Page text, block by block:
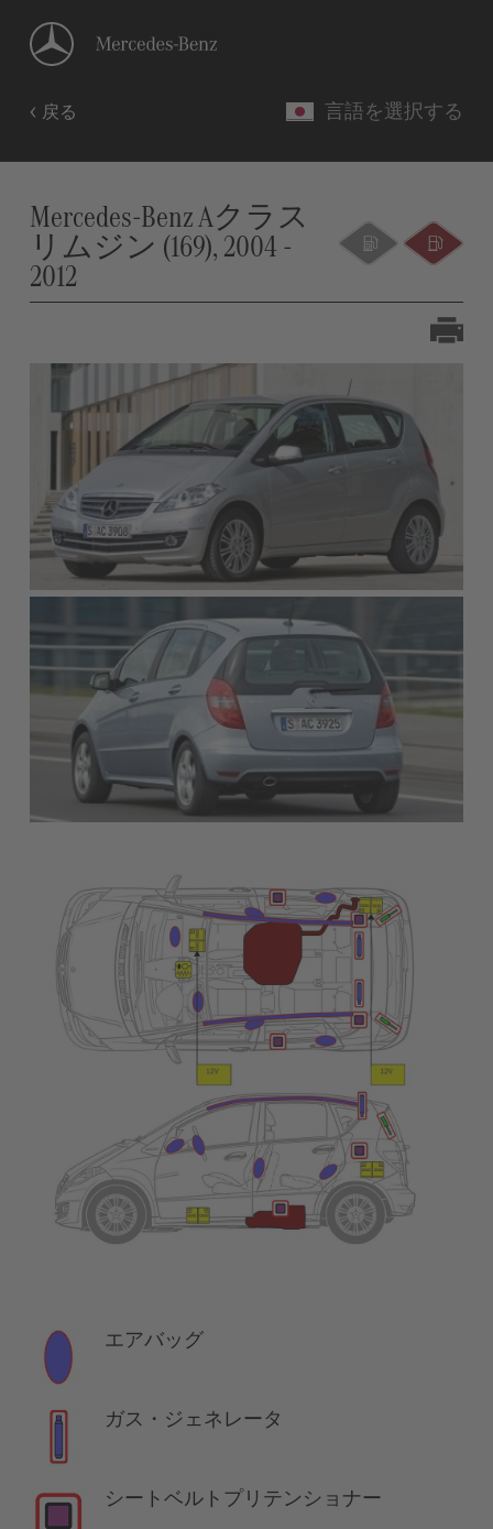
戻る 言語を選択する
Mercedes-Benz Aクラス
リムジン (169), 2004 -
2012
エアバッグ
ガス・ジェネレータ
シートベルトプリテンショナー